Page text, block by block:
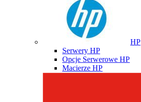
HP
Serwery HP
Opcje Serwerowe HP
Macierze HP